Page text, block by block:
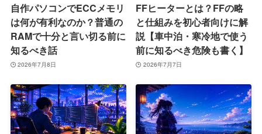
自作パソコンでECCメモリ
は何が有利なのか？普通の
RAMで十分と言い切る前に
知るべき話
2026年7月8日
FFヒーターとは？FFの略
と仕組みを初心者向けに解
説【車中泊・寒冷地で使う
前に知るべき危険も書く】
2026年7月7日